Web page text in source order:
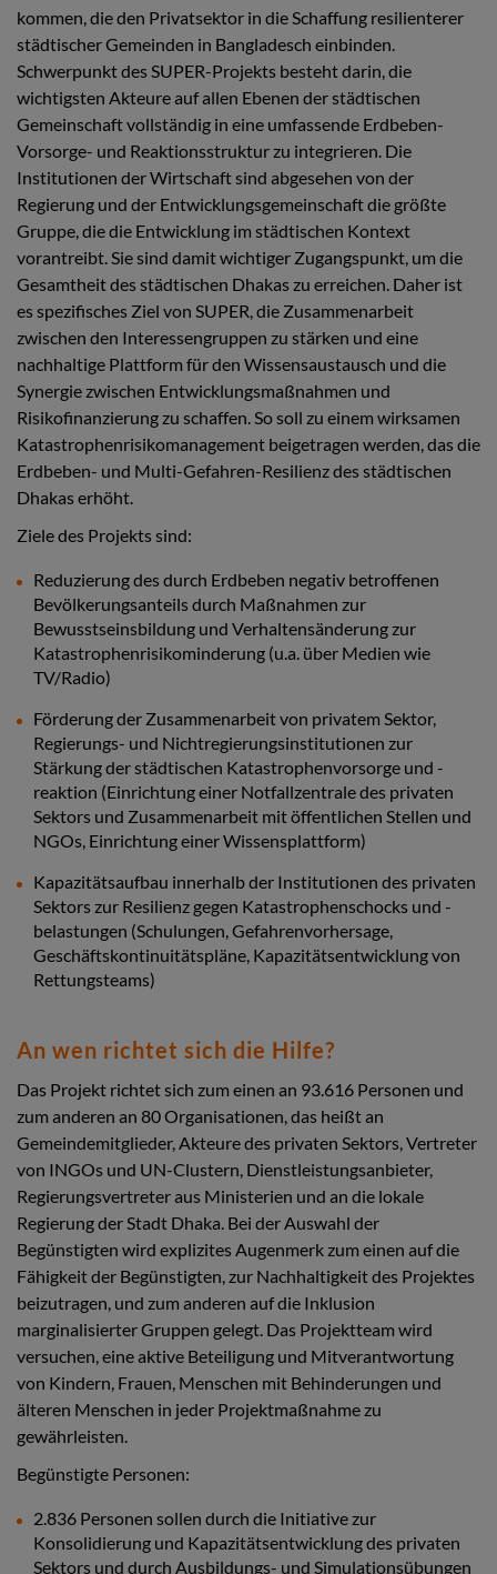
kommen, die den Privatsektor in die Schaffung resilienterer
städtischer Gemeinden in Bangladesch einbinden.
Schwerpunkt des SUPER-Projekts besteht darin, die
wichtigsten Akteure auf allen Ebenen der städtischen
Gemeinschaft vollständig in eine umfassende Erdbeben-
Vorsorge- und Reaktionsstruktur zu integrieren. Die
Institutionen der Wirtschaft sind abgesehen von der
Regierung und der Entwicklungsgemeinschaft die größte
Gruppe, die die Entwicklung im städtischen Kontext
vorantreibt. Sie sind damit wichtiger Zugangspunkt, um die
Gesamtheit des städtischen Dhakas zu erreichen. Daher ist
es spezifisches Ziel von SUPER, die Zusammenarbeit
zwischen den Interessengruppen zu stärken und eine
nachhaltige Plattform für den Wissensaustausch und die
Synergie zwischen Entwicklungsmaßnahmen und
Risikofinanzierung zu schaffen. So soll zu einem wirksamen
Katastrophenrisikomanagement beigetragen werden, das die
Erdbeben- und Multi-Gefahren-Resilienz des städtischen
Dhakas erhöht.
Ziele des Projekts sind:
Reduzierung des durch Erdbeben negativ betroffenen
Bevölkerungsanteils durch Maßnahmen zur
Bewusstseinsbildung und Verhaltensänderung zur
Katastrophenrisikominderung (u.a. über Medien wie
TV/Radio)
Förderung der Zusammenarbeit von privatem Sektor,
Regierungs- und Nichtregierungsinstitutionen zur
Stärkung der städtischen Katastrophenvorsorge und -
reaktion (Einrichtung einer Notfallzentrale des privaten
Sektors und Zusammenarbeit mit öffentlichen Stellen und
NGOs, Einrichtung einer Wissensplattform)
Kapazitätsaufbau innerhalb der Institutionen des privaten
Sektors zur Resilienz gegen Katastrophenschocks und -
belastungen (Schulungen, Gefahrenvorhersage,
Geschäftskontinuitätspläne, Kapazitätsentwicklung von
Rettungsteams)
An wen richtet sich die Hilfe?
Das Projekt richtet sich zum einen an 93.616 Personen und
zum anderen an 80 Organisationen, das heißt an
Gemeindemitglieder, Akteure des privaten Sektors, Vertreter
von INGOs und UN-Clustern, Dienstleistungsanbieter,
Regierungsvertreter aus Ministerien und an die lokale
Regierung der Stadt Dhaka. Bei der Auswahl der
Begünstigten wird explizites Augenmerk zum einen auf die
Fähigkeit der Begünstigten, zur Nachhaltigkeit des Projektes
beizutragen, und zum anderen auf die Inklusion
marginalisierter Gruppen gelegt. Das Projektteam wird
versuchen, eine aktive Beteiligung und Mitverantwortung
von Kindern, Frauen, Menschen mit Behinderungen und
älteren Menschen in jeder Projektmaßnahme zu
gewährleisten.
Begünstigte Personen:
2.836 Personen sollen durch die Initiative zur
Konsolidierung und Kapazitätsentwicklung des privaten
Sektors und durch Ausbildungs- und Simulationsübungen